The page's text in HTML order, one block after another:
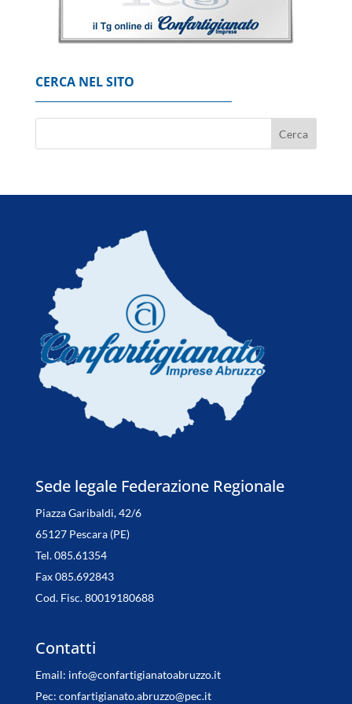
'Possibili crepe nella fusoliera', Usa ordinano
ispezione sui Boeing 737 Max
Codacons, su primo esodo estivo stangata
8 Agosto 2026
CERCA NEL SITO
Sede legale Federazione Regionale
Piazza Garibaldi, 42/6
65127 Pescara (PE)
Tel. 085.61354
Fax 085.692843
Cod. Fisc. 80019180688
Contatti
Email: info@confartigianatoabruzzo.it
Pec: confartigianato.abruzzo@pec.it